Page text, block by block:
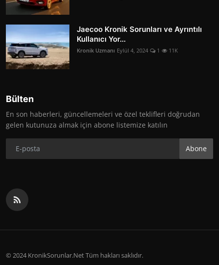
Jaecoo Kronik Sorunları ve Ayrıntılı
Kullanıcı Yor...
Kronik Uzmanı Eylül 4, 2024 1 11K
Bülten
En son haberleri, güncellemeleri ve özel teklifleri doğrudan
gelen kutunuza almak için abone listemize katılın
Abone
© 2024 KronikSorunlar.Net Tüm hakları saklıdır.